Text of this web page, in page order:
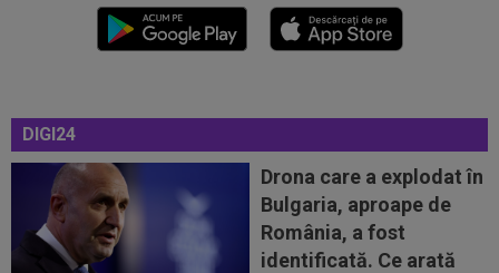
DIGI24
Drona care a explodat în
Bulgaria, aproape de
România, a fost
identificată. Ce arată
08:43
Universitatea Craiova - FC Argeș, LIVE VIDEO,
21:30, DGS 1. Un jucător a plecat...
08:25
Lovitură uriașă: abia transferat de
Trabzonspor, s-a accidentat în minutul 20...